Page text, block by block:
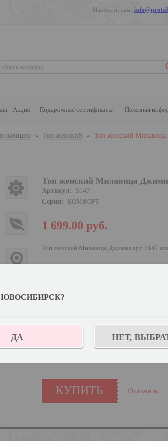
Написать нам:
Акции Подарочные сертификаты Полезная
женщин Топ женский Топ женский
Топ женский Милавица
Артикул:
5147
Серия:
КОМФОРТ
1 699.00 руб.
Топ женский Милавица Джимил арт. 5147
КУПИТЬ Отложить
ДА НЕТ,